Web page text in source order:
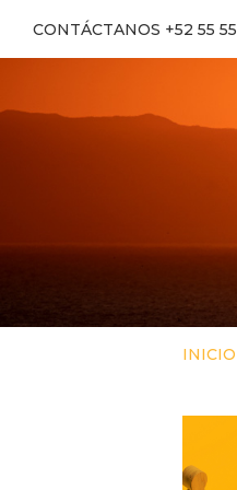
CONTÁCTANOS +52 55
INICIO